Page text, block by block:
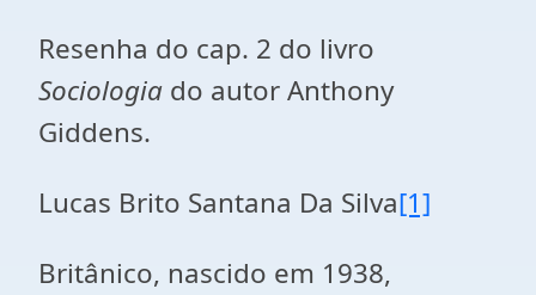
Resenha do cap. 2 do livro
Sociologia do autor Anthony
Giddens.
Lucas Brito Santana Da Silva[1]
Britânico, nascido em 1938,